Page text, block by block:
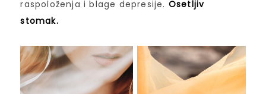
raspoloženja i blage depresije. Osetljiv
stomak.